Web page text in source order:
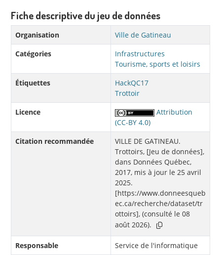
Fiche descriptive du jeu de données
Organisation
Ville de Gatineau
Catégories
Infrastructures
Tourisme, sports et loisirs
Étiquettes
HackQC17
Trottoir
Licence
Attribution
(CC-BY 4.0)
Citation recommandée
VILLE DE GATINEAU.
Trottoirs, [Jeu de données],
dans Données Québec,
2017, mis à jour le 25 avril
2025.
[https://www.donneesqueb
ec.ca/recherche/dataset/tr
ottoirs], (consulté le 08
août 2026).
Responsable
Service de l'informatique